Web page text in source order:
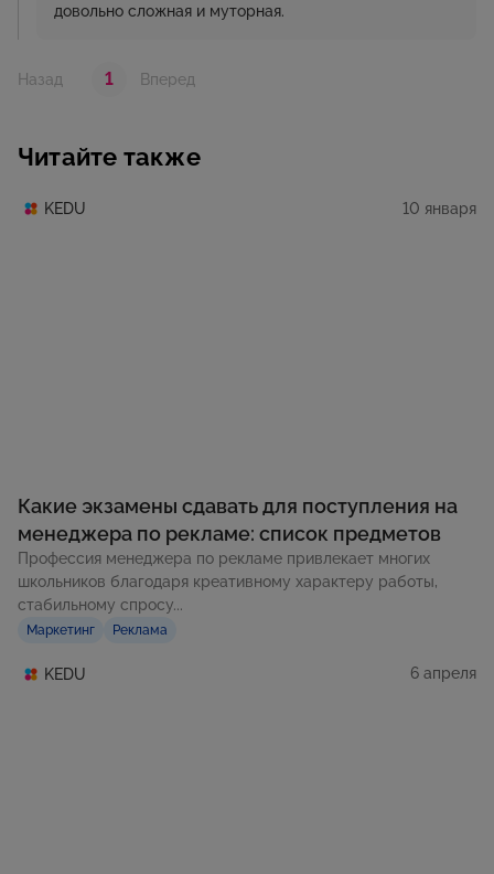
довольно сложная и муторная.
Назад 1 Вперед
Читайте также
KEDU 10 января
Какие экзамены сдавать для поступления на
менеджера по рекламе: список предметов
Профессия менеджера по рекламе привлекает многих
школьников благодаря креативному характеру работы,
стабильному спросу...
Маркетинг Реклама
KEDU 6 апреля